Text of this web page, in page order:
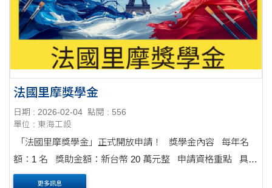
法國里摩獎學金
日期 : 2026-02-04 點閱 : 556
單位 : 東海工設
「法國里摩獎學金」正式開放申請！ 獎學金內容 每年名
額：1 名 獎助金額：新台幣 20 萬元整 申請資格重點 具中
華民國國籍，並在台設有戶籍 國內大專院校美....
更多訊息